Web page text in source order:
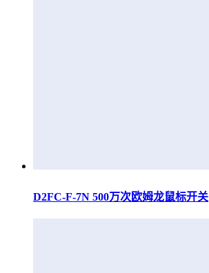
D2FC-F-7N 500万次欧姆龙鼠标开关